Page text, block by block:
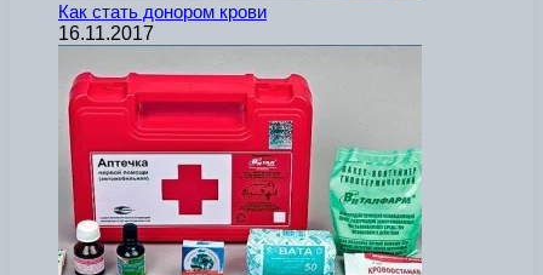
Как стать донором крови
16.11.2017